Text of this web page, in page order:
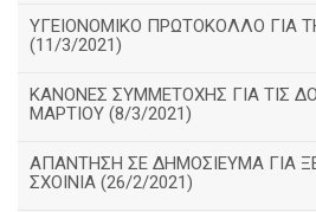
ΥΓΕΙΟΝΟΜΙΚΟ ΠΡΩΤΟΚΟΛΛΟ ΓΙΑ
(11/3/2021)
ΚΑΝΟΝΕΣ ΣΥΜΜΕΤΟΧΗΣ ΓΙΑ ΤΙΣ
ΜΑΡΤΙΟΥ (8/3/2021)
ΑΠΑΝΤΗΣΗ ΣΕ ΔΗΜΟΣΙΕΥΜΑ ΓΙΑ
ΣΧΟΙΝΙΑ (26/2/2021)